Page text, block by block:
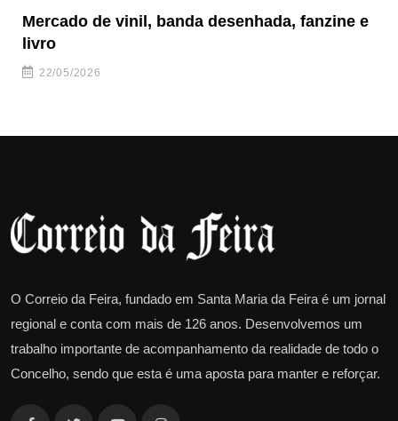
Mercado de vinil, banda desenhada, fanzine e
livro
22/05/2026
O Correio da Feira, fundado em Santa Maria da Feira é um jornal
regional e conta com mais de 126 anos. Desenvolvemos um
trabalho importante de acompanhamento da realidade de todo o
Concelho, sendo que esta é uma aposta para manter e reforçar.